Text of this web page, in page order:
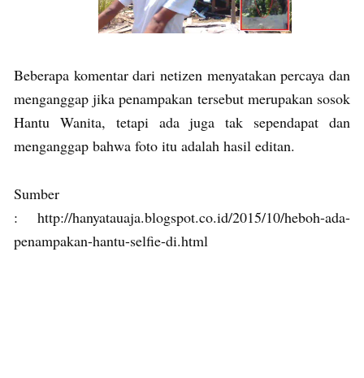
Beberapa komentar dari netizen menyatakan percaya dan
menganggap jika penampakan tersebut merupakan sosok
Hantu Wanita, tetapi ada juga tak sependapat dan
menganggap bahwa foto itu adalah hasil editan.
Sumber
: http://hanyatauaja.blogspot.co.id/2015/10/heboh-ada-
penampakan-hantu-selfie-di.html